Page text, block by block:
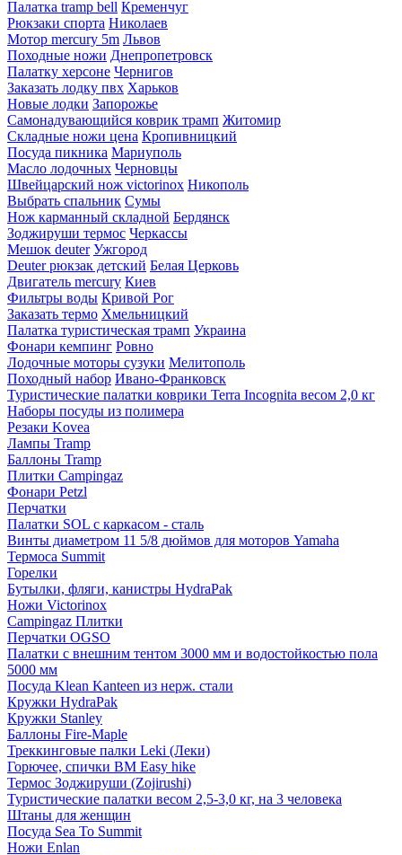
Палатка tramp bell Кременчуг
Рюкзаки спорта Николаев
Мотор mercury 5m Львов
Походные ножи Днепропетровск
Палатку херсоне Чернигов
Заказать лодку пвх Харьков
Новые лодки Запорожье
Самонадувающийся коврик трамп Житомир
Складные ножи цена Кропивницкий
Посуда пикника Мариуполь
Масло лодочных Черновцы
Швейцарский нож victorinox Никополь
Выбрать спальник Сумы
Нож карманный складной Бердянск
Зоджируши термос Черкассы
Мешок deuter Ужгород
Deuter рюкзак детский Белая Церковь
Двигатель mercury Киев
Фильтры воды Кривой Рог
Заказать термо Хмельницкий
Палатка туристическая трамп Украина
Фонари кемпинг Ровно
Лодочные моторы сузуки Мелитополь
Походный набор Ивано-Франковск
Туристические палатки коврики Terra Incognita весом 2,0 кг
Наборы посуды из полимера
Резаки Kovea
Лампы Tramp
Баллоны Tramp
Плитки Campingaz
Фонари Petzl
Перчатки
Палатки SOL с каркасом - сталь
Винты диаметром 11 5/8 дюймов для моторов Yamaha
Термоса Summit
Горелки
Бутылки, фляги, канистры HydraPak
Ножи Victorinox
Campingaz Плитки
Перчатки OGSO
Палатки с внешним тентом 3000 мм и водостойкостью пола
5000 мм
Посуда Klean Kanteen из нерж. стали
Кружки HydraPak
Кружки Stanley
Баллоны Fire-Maple
Треккинговые палки Leki (Леки)
Горючее, спички BM Easy hike
Термос Зоджируши (Zojirushi)
Туристические палатки весом 2,5-3,0 кг, на 3 человека
Штаны для женщин
Посуда Sea To Summit
Ножи Enlan